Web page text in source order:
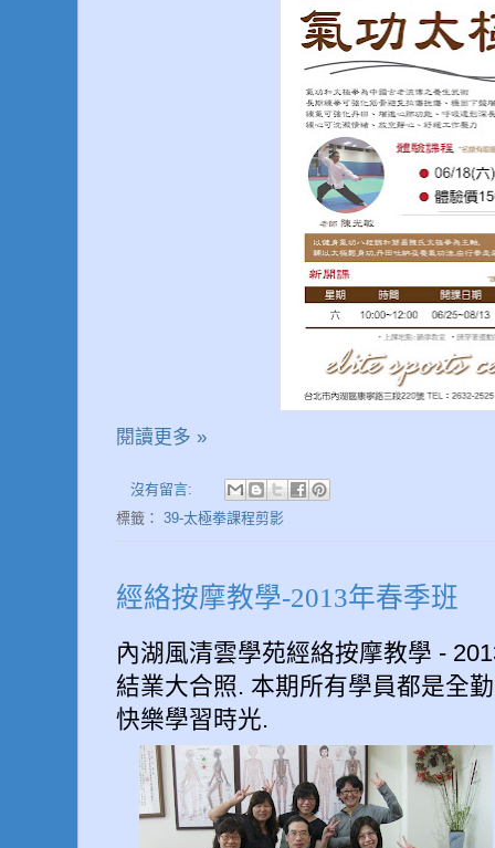
閱讀更多 »
沒有留言:
標籤： 39-太極拳課程剪影
經絡按摩教學-2013年春季班
內湖風清雲學苑經絡按摩教學 -
結業大合照. 本期所有學員都是全
快樂學習時光.